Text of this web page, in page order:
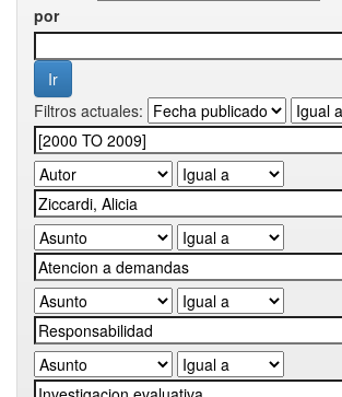
por
Filtros actuales: